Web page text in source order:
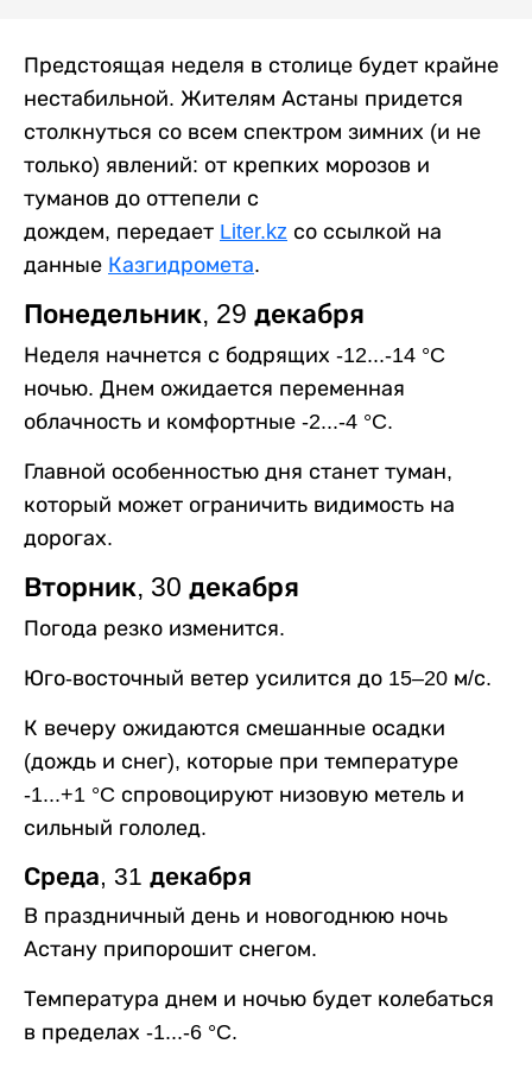
Предстоящая неделя в столице будет крайне
нестабильной. Жителям Астаны придется
столкнуться со всем спектром зимних (и не
только) явлений: от крепких морозов и
туманов до оттепели с
дождем, передает Liter.kz со ссылкой на
данные Казгидромета.
Понедельник, 29 декабря
Неделя начнется с бодрящих -12...-14 °C
ночью. Днем ожидается переменная
облачность и комфортные -2...-4 °C.
Главной особенностью дня станет туман,
который может ограничить видимость на
дорогах.
Вторник, 30 декабря
Погода резко изменится.
Юго-восточный ветер усилится до 15–20 м/с.
К вечеру ожидаются смешанные осадки
(дождь и снег), которые при температуре
-1...+1 °C спровоцируют низовую метель и
сильный гололед.
Среда, 31 декабря
В праздничный день и новогоднюю ночь
Астану припорошит снегом.
Температура днем и ночью будет колебаться
в пределах -1...-6 °C.